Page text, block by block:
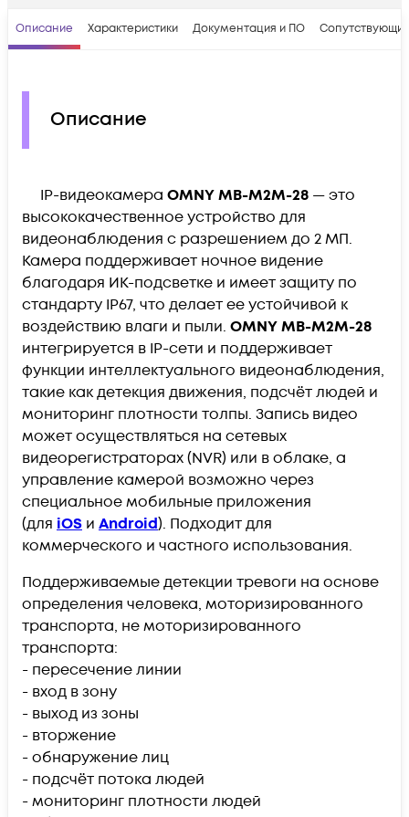
Описание Характеристики Документация и ПО
Описание
IP-видеокамера OMNY MB-M2M-28 — это
высококачественное устройство для
видеонаблюдения с разрешением до 2 МП.
Камера поддерживает ночное видение
благодаря ИК-подсветке и имеет защиту по
стандарту IP67, что делает ее устойчивой к
воздействию влаги и пыли. OMNY MB-M2M-28
интегрируется в IP-сети и поддерживает
функции интеллектуального видеонаблюдения,
такие как детекция движения, подсчёт людей и
мониторинг плотности толпы. Запись видео
может осуществляться на сетевых
видеорегистраторах (NVR) или в облаке, а
управление камерой возможно через
специальное мобильные приложения
(для iOS и Android). Подходит для
коммерческого и частного использования.
Поддерживаемые детекции тревоги на основе
определения человека, моторизированного
транспорта, не моторизированного
транспорта:
- пересечение линии
- вход в зону
- выход из зоны
- вторжение
- обнаружение лиц
- подсчёт потока людей
- мониторинг плотности людей